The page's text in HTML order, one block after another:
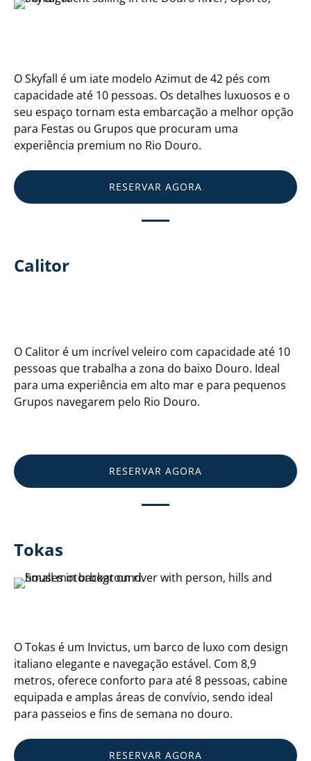
O Skyfall é um iate modelo Azimut de 42 pés com
capacidade até 10 pessoas. Os detalhes luxuosos e o
seu espaço tornam esta embarcação a melhor opção
para Festas ou Grupos que procuram uma
experiência premium no Rio Douro.
RESERVAR AGORA
Calitor
O Calitor é um incrível veleiro com capacidade até 10
pessoas que trabalha a zona do baixo Douro. Ideal
para uma experiência em alto mar e para pequenos
Grupos navegarem pelo Rio Douro.
RESERVAR AGORA
Tokas
O Tokas é um Invictus, um barco de luxo com design
italiano elegante e navegação estável. Com 8,9
metros, oferece conforto para até 8 pessoas, cabine
equipada e amplas áreas de convívio, sendo ideal
para passeios e fins de semana no douro.
RESERVAR AGORA